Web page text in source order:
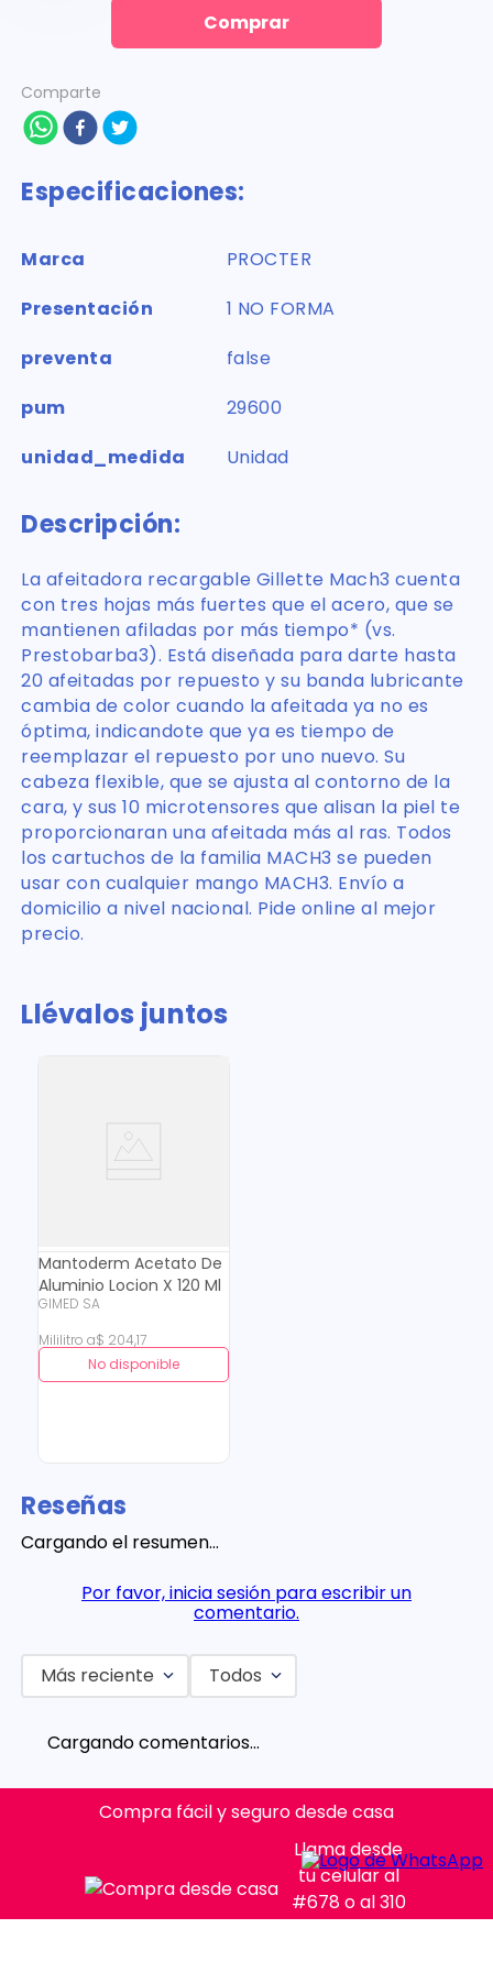
Comprar
Comparte
Especificaciones:
Marca
PROCTER
Presentación
1 NO FORMA
preventa
false
pum
29600
unidad_medida
Unidad
Descripción:
La afeitadora recargable Gillette Mach3 cuenta
con tres hojas más fuertes que el acero, que se
mantienen afiladas por más tiempo* (vs.
Prestobarba3). Está diseñada para darte hasta
20 afeitadas por repuesto y su banda lubricante
cambia de color cuando la afeitada ya no es
óptima, indicandote que ya es tiempo de
reemplazar el repuesto por uno nuevo. Su
cabeza flexible, que se ajusta al contorno de la
cara, y sus 10 microtensores que alisan la piel te
proporcionaran una afeitada más al ras. Todos
los cartuchos de la familia MACH3 se pueden
usar con cualquier mango MACH3. Envío a
domicilio a nivel nacional. Pide online al mejor
precio.
Llévalos juntos
Mantoderm Acetato De
Aluminio Locion X 120 Ml
GIMED SA
Mililitro a$ 204,17
No disponible
Reseñas
Cargando el resumen…
Por favor, inicia sesión para escribir un
comentario.
Más reciente Todos
Cargando comentarios…
Compra fácil y seguro desde casa
Llama desde
tu celular al
#678 o al 310